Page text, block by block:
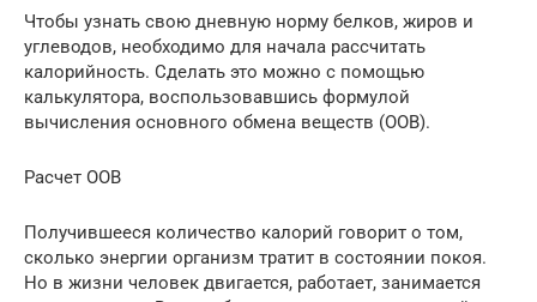
Чтобы узнать свою дневную норму белков, жиров и
углеводов, необходимо для начала рассчитать
калорийность. Сделать это можно с помощью
калькулятора, воспользовавшись формулой
вычисления основного обмена веществ (ООВ).
Расчет ООВ
Получившееся количество калорий говорит о том,
сколько энергии организм тратит в состоянии покоя.
Но в жизни человек двигается, работает, занимается